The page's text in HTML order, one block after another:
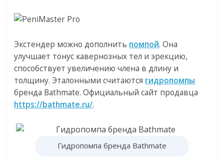
Экстендер можно дополнить помпой. Она
улучшает тонус кавернозных тел и эрекцию,
способствует увеличению члена в длину и
толщину. Эталонными считаются гидропомпы
бренда Bathmate. Официальный сайт продавца
https://bathmate.ru/.
Гидропомпа бренда Bathmate